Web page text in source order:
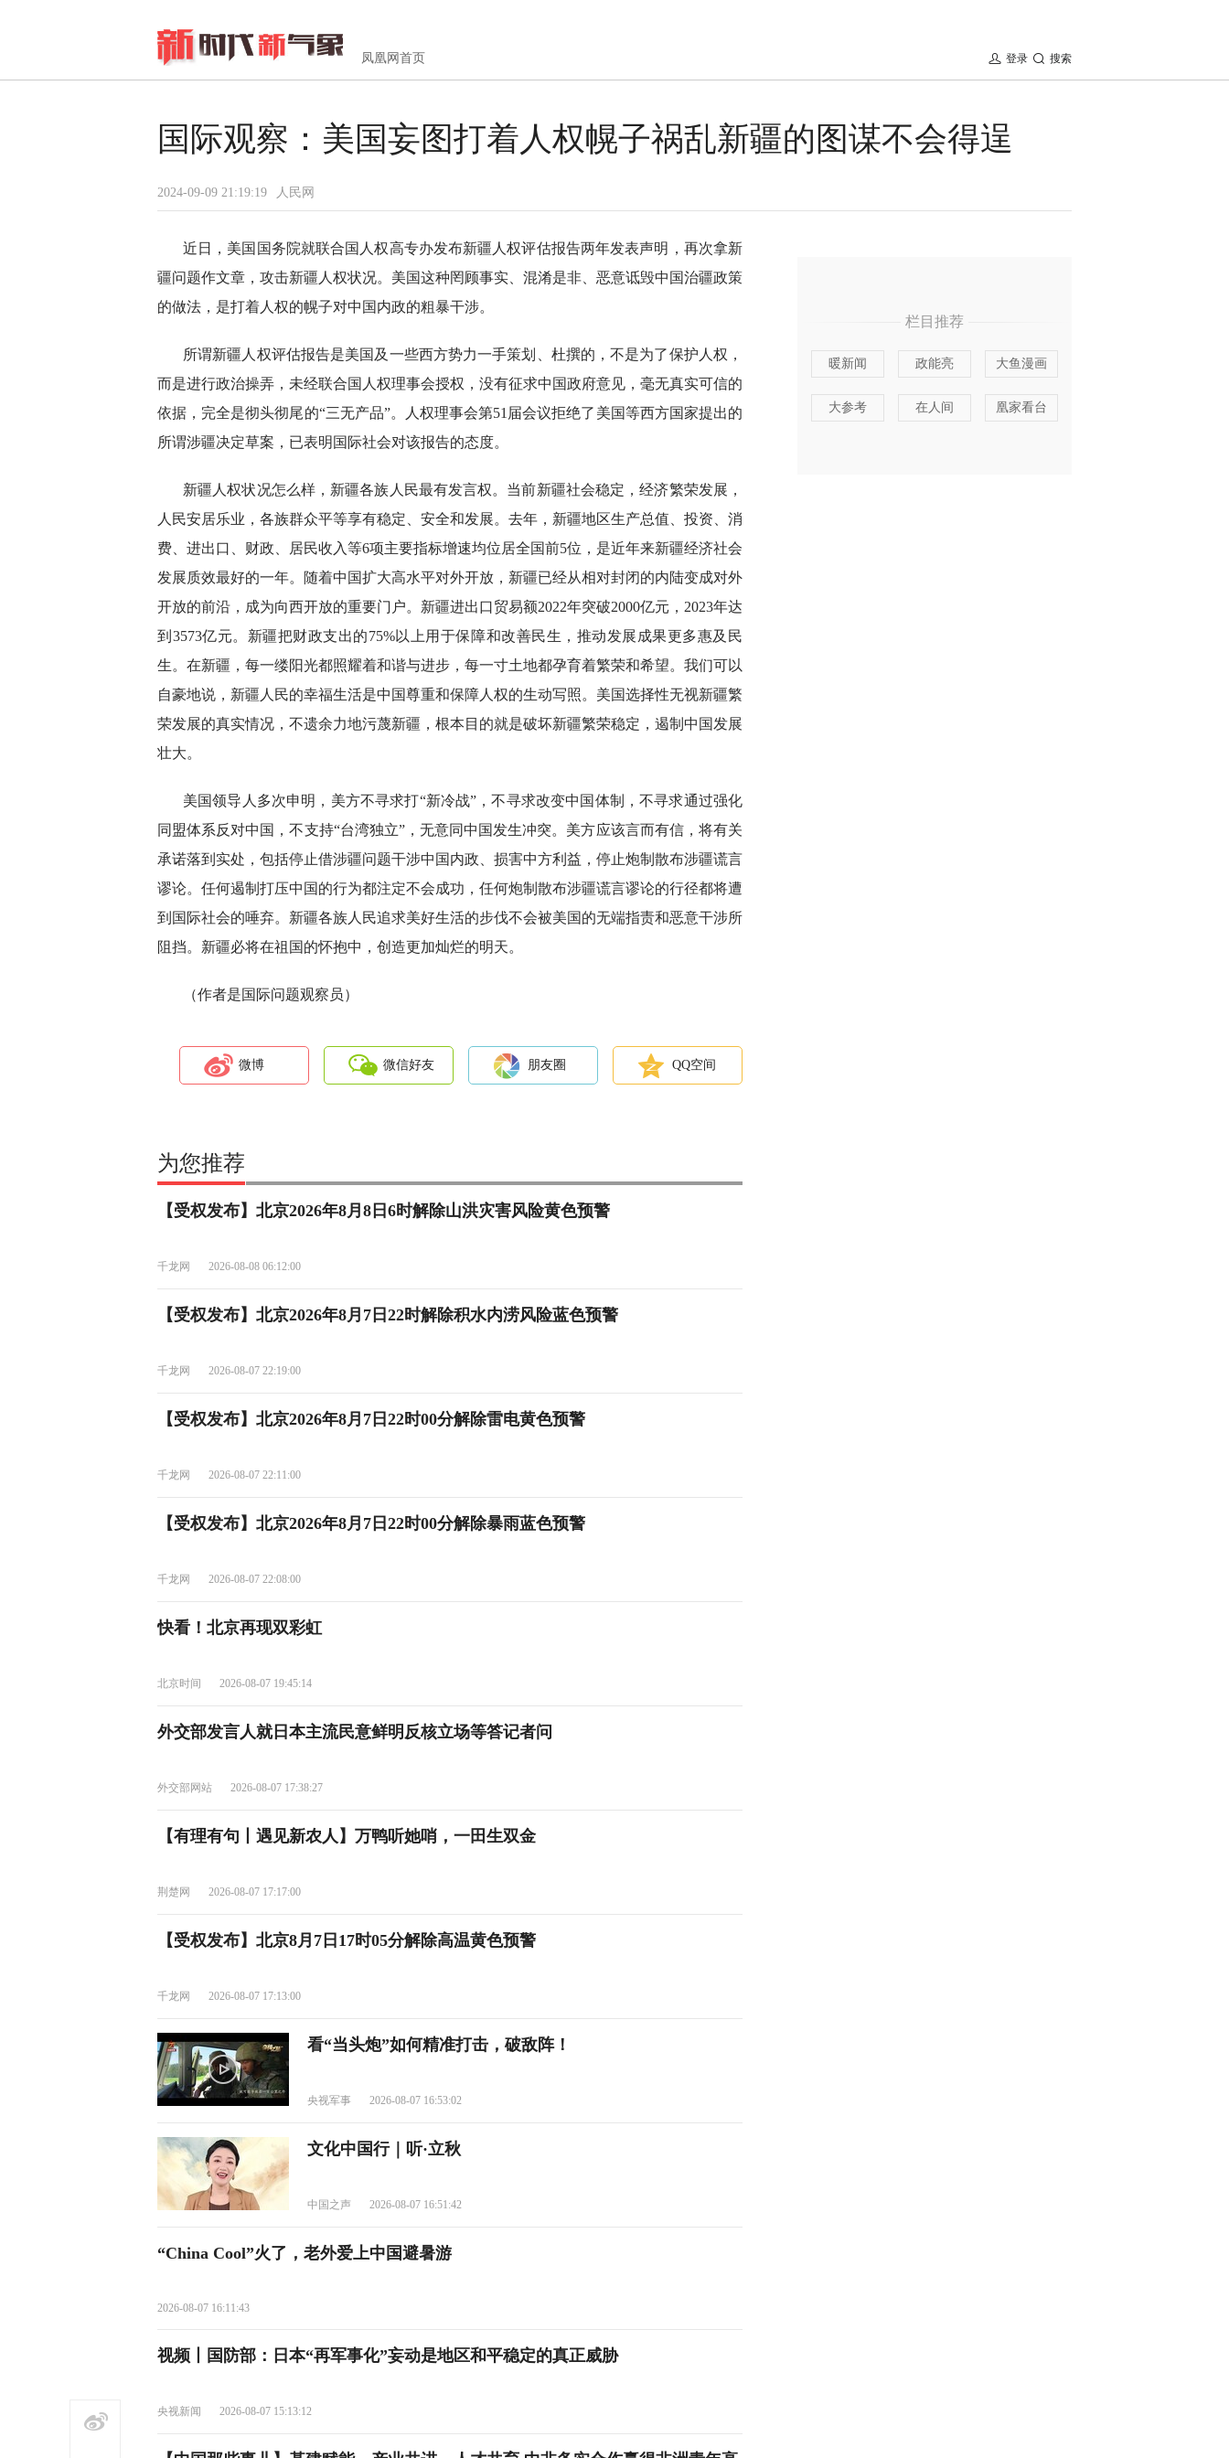
凤凰网首页 搜索
登录
国际观察：美国妄图打着人权幌子祸乱新疆的图谋不会得逞
2024-09-09 21:19:19 人民网
近日，美国国务院就联合国人权高专办发布新疆人权评估报告两年发表声明，再次拿新
疆问题作文章，攻击新疆人权状况。美国这种罔顾事实、混淆是非、恶意诋毁中国治疆政策
的做法，是打着人权的幌子对中国内政的粗暴干涉。
所谓新疆人权评估报告是美国及一些西方势力一手策划、杜撰的，不是为了保护人权，
而是进行政治操弄，未经联合国人权理事会授权，没有征求中国政府意见，毫无真实可信的
依据，完全是彻头彻尾的“三无产品”。人权理事会第51届会议拒绝了美国等西方国家提出的
所谓涉疆决定草案，已表明国际社会对该报告的态度。
新疆人权状况怎么样，新疆各族人民最有发言权。当前新疆社会稳定，经济繁荣发展，
人民安居乐业，各族群众平等享有稳定、安全和发展。去年，新疆地区生产总值、投资、消
费、进出口、财政、居民收入等6项主要指标增速均位居全国前5位，是近年来新疆经济社会
发展质效最好的一年。随着中国扩大高水平对外开放，新疆已经从相对封闭的内陆变成对外
开放的前沿，成为向西开放的重要门户。新疆进出口贸易额2022年突破2000亿元，2023年达
到3573亿元。新疆把财政支出的75%以上用于保障和改善民生，推动发展成果更多惠及民
生。在新疆，每一缕阳光都照耀着和谐与进步，每一寸土地都孕育着繁荣和希望。我们可以
自豪地说，新疆人民的幸福生活是中国尊重和保障人权的生动写照。美国选择性无视新疆繁
荣发展的真实情况，不遗余力地污蔑新疆，根本目的就是破坏新疆繁荣稳定，遏制中国发展
壮大。
美国领导人多次申明，美方不寻求打“新冷战”，不寻求改变中国体制，不寻求通过强化
同盟体系反对中国，不支持“台湾独立”，无意同中国发生冲突。美方应该言而有信，将有关
承诺落到实处，包括停止借涉疆问题干涉中国内政、损害中方利益，停止炮制散布涉疆谎言
谬论。任何遏制打压中国的行为都注定不会成功，任何炮制散布涉疆谎言谬论的行径都将遭
到国际社会的唾弃。新疆各族人民追求美好生活的步伐不会被美国的无端指责和恶意干涉所
阻挡。新疆必将在祖国的怀抱中，创造更加灿烂的明天。
（作者是国际问题观察员）
微博 微信好友 朋友圈 QQ空间
为您推荐
【受权发布】北京2026年8月8日6时解除山洪灾害风险黄色预警
千龙网 2026-08-08 06:12:00
【受权发布】北京2026年8月7日22时解除积水内涝风险蓝色预警
千龙网 2026-08-07 22:19:00
【受权发布】北京2026年8月7日22时00分解除雷电黄色预警
千龙网 2026-08-07 22:11:00
【受权发布】北京2026年8月7日22时00分解除暴雨蓝色预警
千龙网 2026-08-07 22:08:00
快看！北京再现双彩虹
北京时间 2026-08-07 19:45:14
外交部发言人就日本主流民意鲜明反核立场等答记者问
外交部网站 2026-08-07 17:38:27
【有理有句丨遇见新农人】万鸭听她哨，一田生双金
荆楚网 2026-08-07 17:17:00
【受权发布】北京8月7日17时05分解除高温黄色预警
千龙网 2026-08-07 17:13:00
看“当头炮”如何精准打击，破敌阵！
央视军事 2026-08-07 16:53:02
文化中国行｜听·立秋
中国之声 2026-08-07 16:51:42
“China Cool”火了，老外爱上中国避暑游
2026-08-07 16:11:43
视频丨国防部：日本“再军事化”妄动是地区和平稳定的真正威胁
央视新闻 2026-08-07 15:13:12
栏目推荐
暖新闻 政能亮 大鱼漫画
大参考 在人间 凰家看台